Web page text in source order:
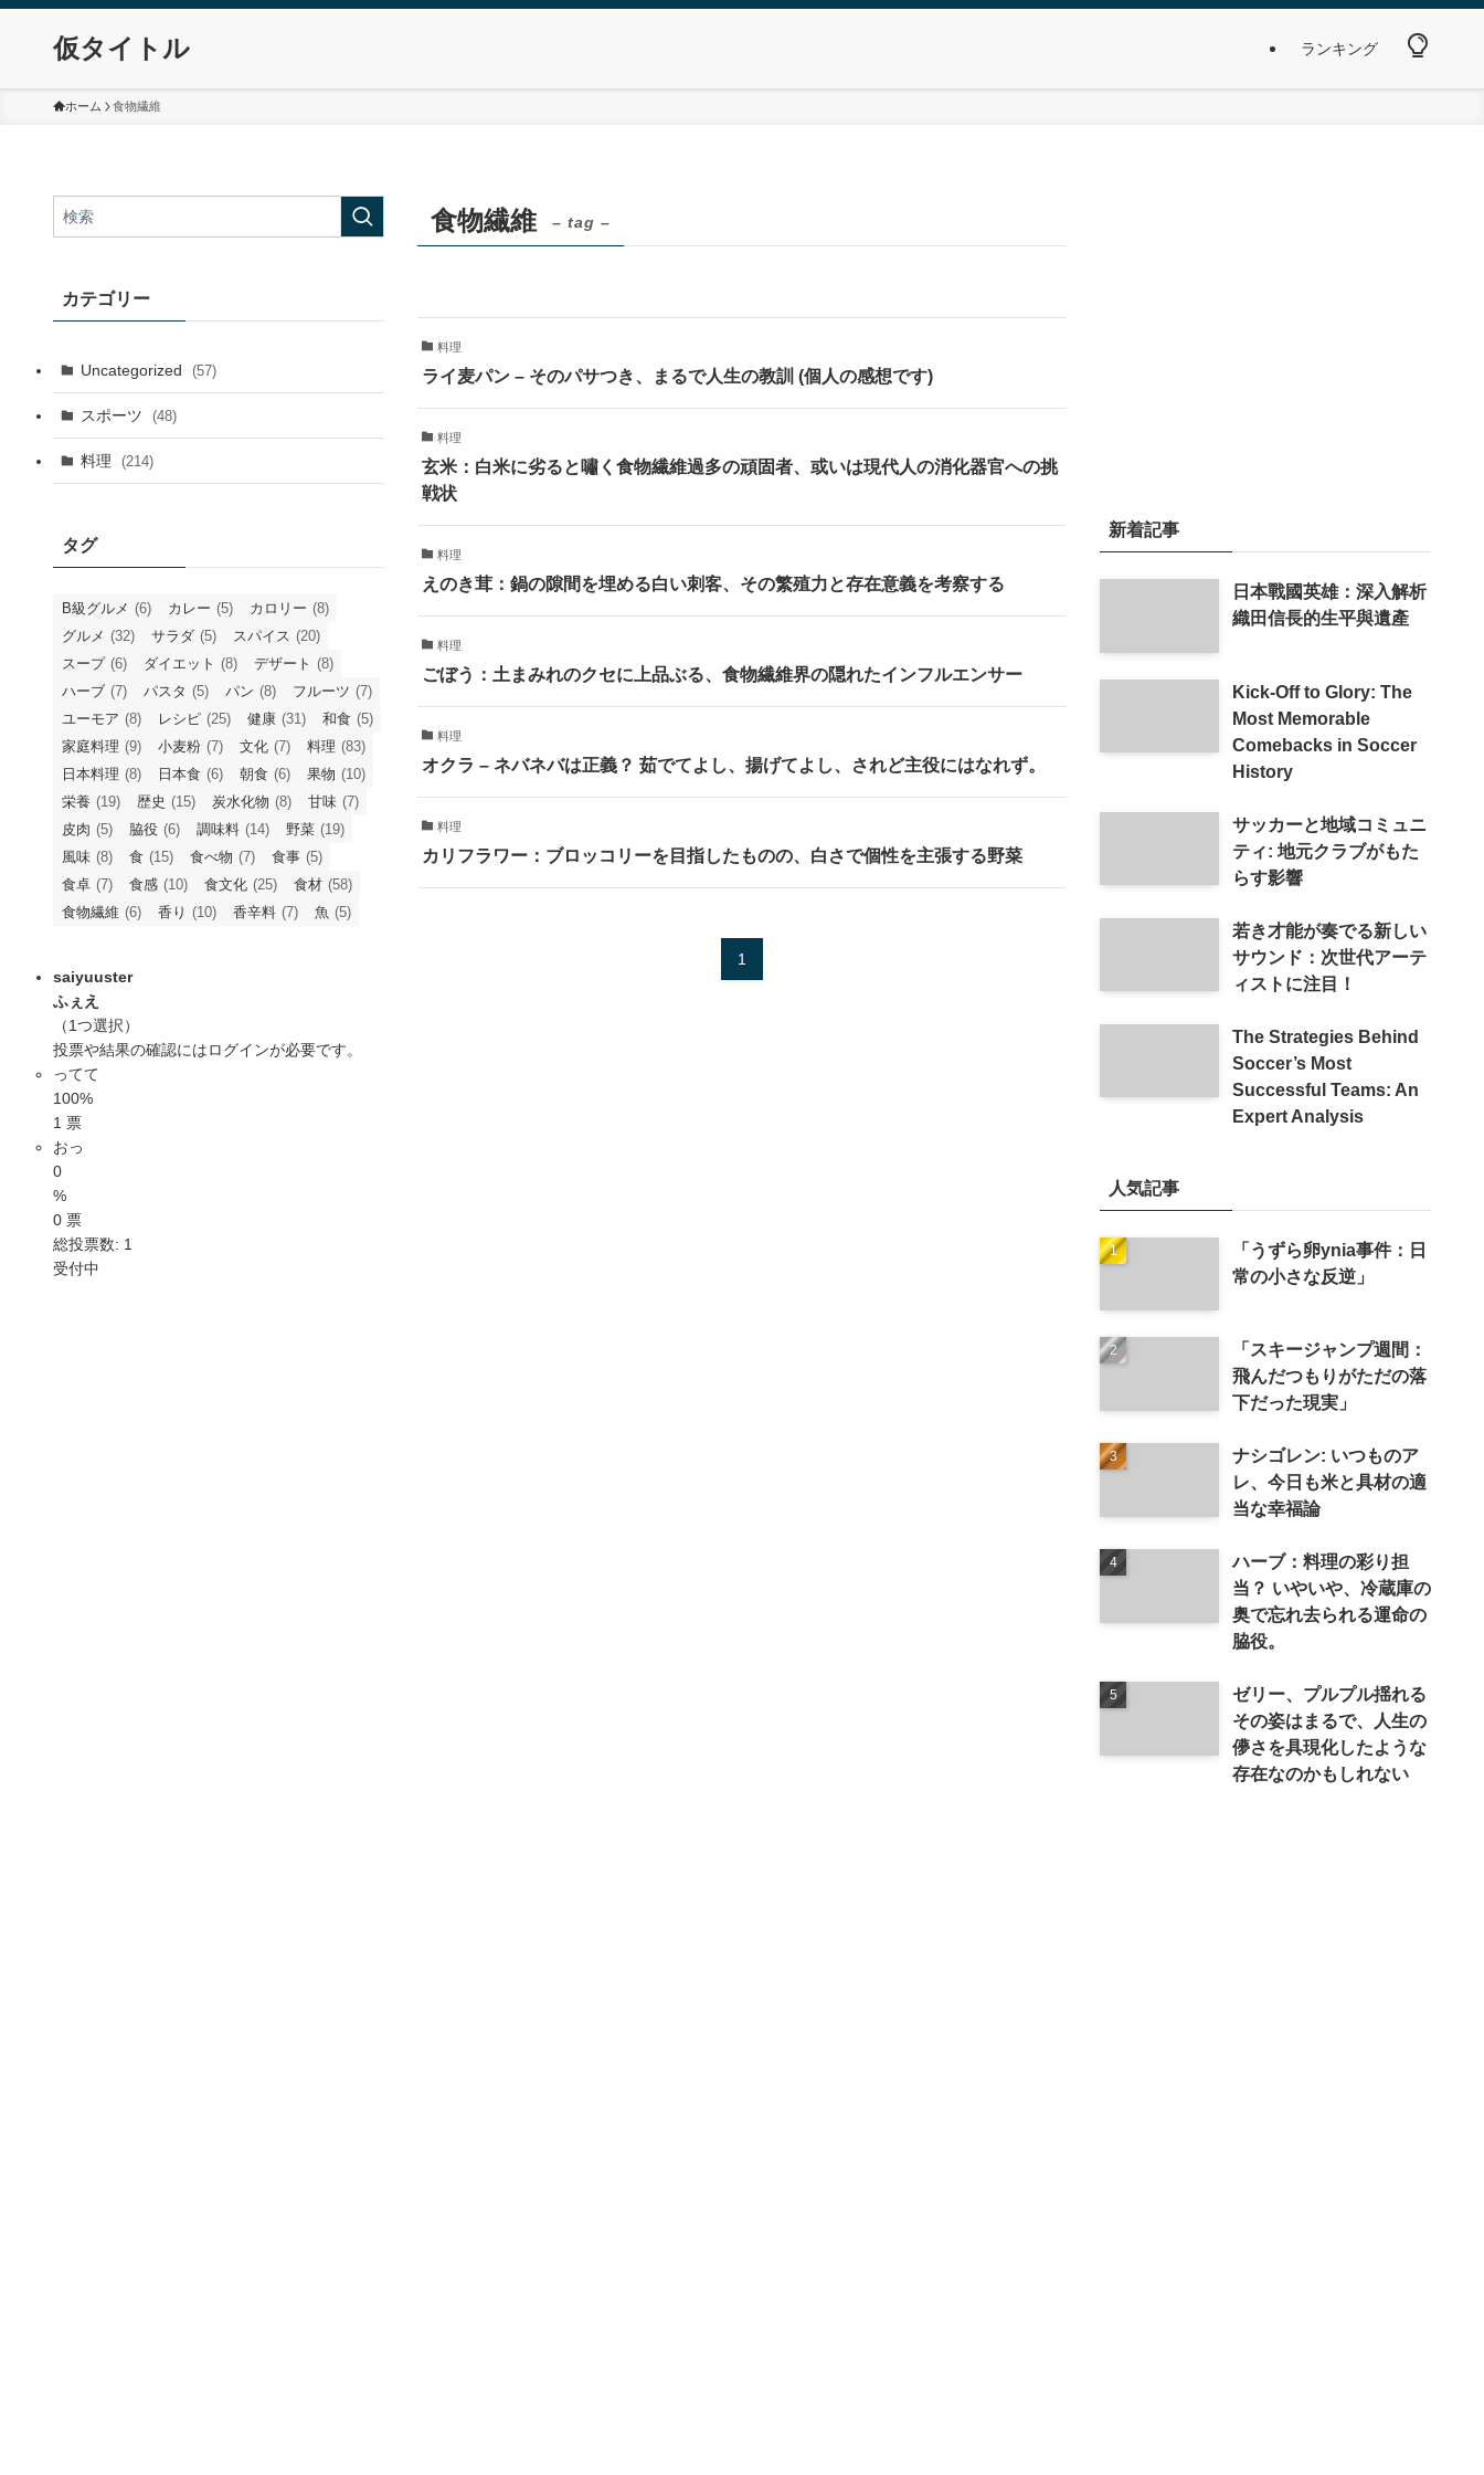
仮タイトル ランキング
ホーム 食物繊維
カテゴリー
Uncategorized (57)
スポーツ (48)
料理 (214)
タグ
B級グルメ (6) カレー (5) カロリー (8)
グルメ (32) サラダ (5) スパイス (20)
スープ (6) ダイエット (8) デザート (8)
ハーブ (7) パスタ (5) パン (8) フルーツ (7)
ユーモア (8) レシピ (25) 健康 (31) 和食 (5)
家庭料理 (9) 小麦粉 (7) 文化 (7) 料理 (83)
日本料理 (8) 日本食 (6) 朝食 (6) 果物 (10)
栄養 (19) 歴史 (15) 炭水化物 (8) 甘味 (7)
皮肉 (5) 脇役 (6) 調味料 (14) 野菜 (19)
風味 (8) 食 (15) 食べ物 (7) 食事 (5)
食卓 (7) 食感 (10) 食文化 (25) 食材 (58)
食物繊維 (6) 香り (10) 香辛料 (7) 魚 (5)
saiyuuster
ふぇえ
（1つ選択）
投票や結果の確認にはログインが必要です。
ってて
100%
1 票
おっ
0
%
0 票
総投票数: 1
受付中
食物繊維 – tag –
料理
ライ麦パン – そのパサつき、まるで人生の教訓 (個人の感想です)
料理
玄米：白米に劣ると嘯く食物繊維過多の頑固者、或いは現代人の消化器官への挑
戦状
料理
えのき茸：鍋の隙間を埋める白い刺客、その繁殖力と存在意義を考察する
料理
ごぼう：土まみれのクセに上品ぶる、食物繊維界の隠れたインフルエンサー
料理
オクラ – ネバネバは正義？ 茹でてよし、揚げてよし、されど主役にはなれず。
料理
カリフラワー：ブロッコリーを目指したものの、白さで個性を主張する野菜
1
新着記事
日本戰國英雄：深入解析
織田信長的生平與遺產
Kick-Off to Glory: The
Most Memorable
Comebacks in Soccer
History
サッカーと地域コミュニ
ティ: 地元クラブがもた
らす影響
若き才能が奏でる新しい
サウンド：次世代アーテ
ィストに注目！
The Strategies Behind
Soccer’s Most
Successful Teams: An
Expert Analysis
人気記事
「うずら卵ynia事件：日
常の小さな反逆」
「スキージャンプ週間：
飛んだつもりがただの落
下だった現実」
ナシゴレン: いつものア
レ、今日も米と具材の適
当な幸福論
ハーブ：料理の彩り担
当？ いやいや、冷蔵庫の
奥で忘れ去られる運命の
脇役。
ゼリー、プルプル揺れる
その姿はまるで、人生の
儚さを具現化したような
存在なのかもしれない